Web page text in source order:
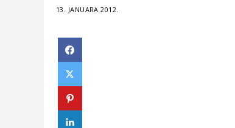
13. JANUARA 2012.